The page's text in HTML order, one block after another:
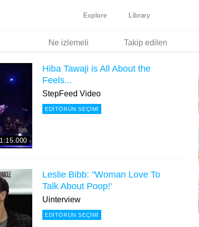
Explore Library
Ne izlemeli Takip edilen
Hiba Tawaji is All About the
Feels...
StepFeed Video
EDITÖRÜN SEÇIMI
Leslie Bibb: "Woman Love To
Talk About Poop!'
Uinterview
EDITÖRÜN SEÇIMI